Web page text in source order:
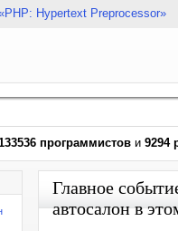
Hypertext Preprocessor»
программистов и 9294
Главное
автосалон в